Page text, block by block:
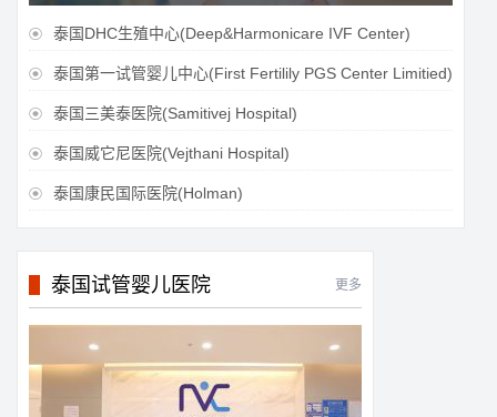
 泰国DHC生殖中心(Deep&Harmonicare IVF Center)
 泰国第一试管婴儿中心(First Fertilily PGS Center Limitied)
 泰国三美泰医院(Samitivej Hospital)
 泰国威它尼医院(Vejthani Hospital)
 泰国康民国际医院(Holman)
泰国试管婴儿医院 更多